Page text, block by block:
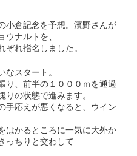
小倉記念を予想。濱野さんが
ウナルトを、
ぞれ指名しました。
なスタート。
り、前半の１０００ｍを通過
りの状態で進みます。
手応えが悪くなると、ウイン
はかるところに一気に大外か
っちりと交わして